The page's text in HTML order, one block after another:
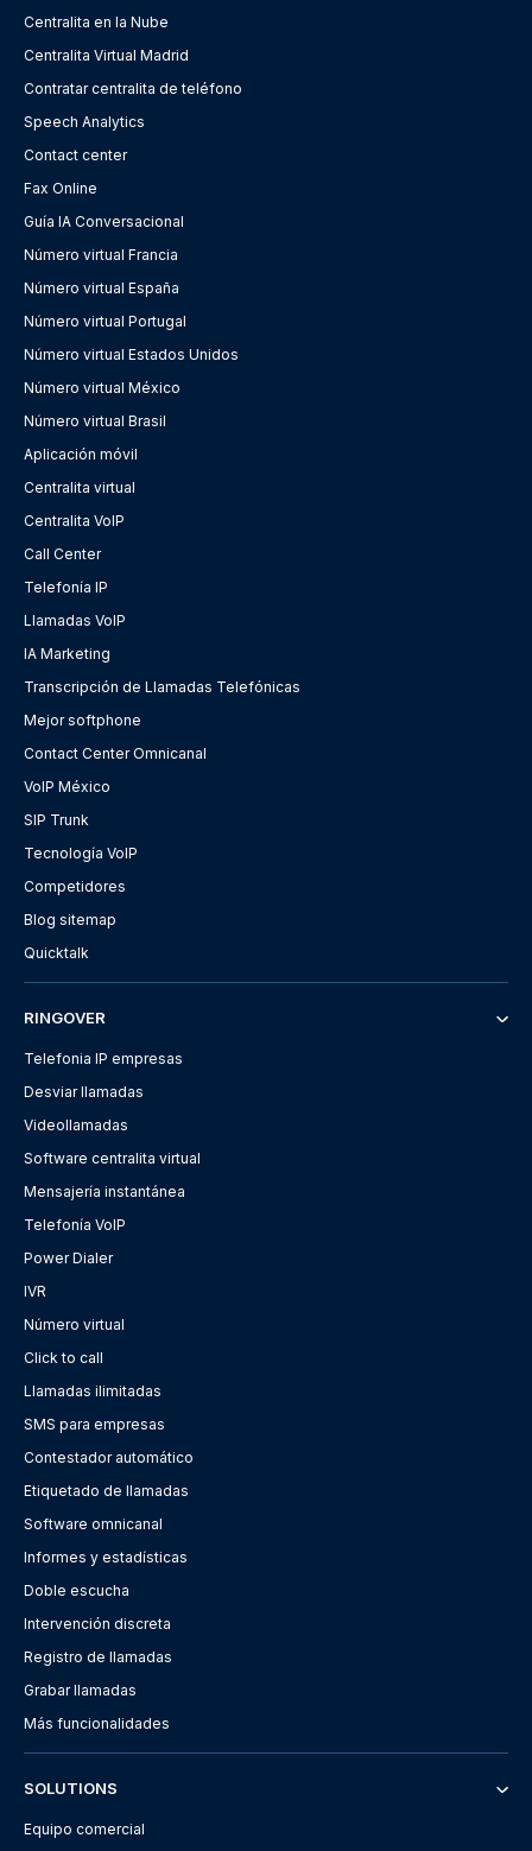
Centralita en la Nube
Centralita Virtual Madrid
Contratar centralita de teléfono
Speech Analytics
Contact center
Fax Online
Guía IA Conversacional
Número virtual Francia
Número virtual España
Número virtual Portugal
Número virtual Estados Unidos
Número virtual México
Número virtual Brasil
Aplicación móvil
Centralita virtual
Centralita VoIP
Call Center
Telefonía IP
Llamadas VoIP
IA Marketing
Transcripción de Llamadas Telefónicas
Mejor softphone
Contact Center Omnicanal
VoIP México
SIP Trunk
Tecnología VoIP
Competidores
Blog sitemap
Quicktalk
RINGOVER
Telefonia IP empresas
Desviar llamadas
Videollamadas
Software centralita virtual
Mensajería instantánea
Telefonía VoIP
Power Dialer
IVR
Número virtual
Click to call
Llamadas ilimitadas
SMS para empresas
Contestador automático
Etiquetado de llamadas
Software omnicanal
Informes y estadísticas
Doble escucha
Intervención discreta
Registro de llamadas
Grabar llamadas
Más funcionalidades
SOLUTIONS
Equipo comercial